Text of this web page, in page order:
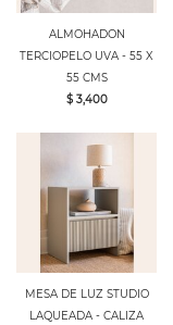
ALMOHADON
TERCIOPELO UVA - 55 X
55 CMS
$ 3,400
MESA DE LUZ STUDIO
LAQUEADA - CALIZA